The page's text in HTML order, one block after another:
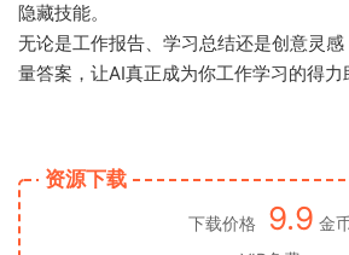
隐藏技能。
无论是工作报告、学习总结还是创意灵
量答案，让AI真正成为你工作学习的得力
资源下载
下载价格 9.9 金